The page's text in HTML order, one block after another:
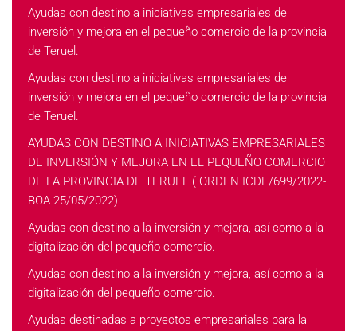
Ayudas con destino a iniciativas empresariales de
inversión y mejora en el pequeño comercio de la provincia
de Teruel.
Ayudas con destino a iniciativas empresariales de
inversión y mejora en el pequeño comercio de la provincia
de Teruel.
AYUDAS CON DESTINO A INICIATIVAS EMPRESARIALES
DE INVERSIÓN Y MEJORA EN EL PEQUEÑO COMERCIO
DE LA PROVINCIA DE TERUEL.( ORDEN ICDE/699/2022-
BOA 25/05/2022)
Ayudas con destino a la inversión y mejora, así como a la
digitalización del pequeño comercio.
Ayudas con destino a la inversión y mejora, así como a la
digitalización del pequeño comercio.
Ayudas destinadas a proyectos empresariales para la